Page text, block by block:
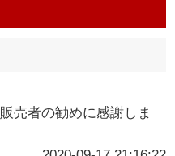
売者の勧めに感謝しま